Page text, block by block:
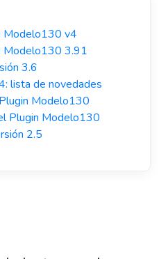
Modelo130 v4
Modelo130 3.91
3.6
lista de novedades
Modelo130
Plugin Modelo130
2.5